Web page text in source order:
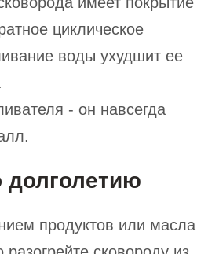
циклическое
воды ухудшит ее
- он навсегда
продуктов или масла